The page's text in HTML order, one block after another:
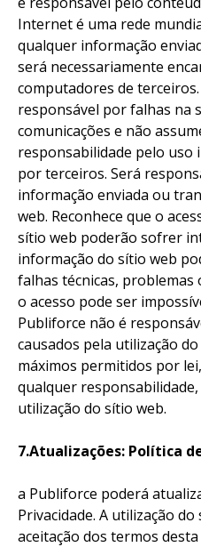
Internet é uma rede
qualquer informação
será necessariamente
computadores de
responsável por falhas na
comunicações e não
responsabilidade pelo uso
por terceiros. Será
informação enviada ou
web. Reconhece que o
sítio web poderão sofrer
informação do sítio web
falhas técnicas,
o acesso pode ser
Publiforce não é
causados pela utilização
máximos permitidos por
qualquer
utilização do sítio web.
7.Atualizações: Política
a Publiforce poderá
Privacidade. A utilização
aceitação dos termos